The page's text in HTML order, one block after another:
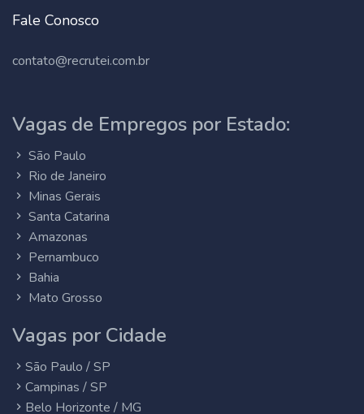
Fale Conosco
contato@recrutei.com.br
Vagas de Empregos por Estado:
São Paulo
Rio de Janeiro
Minas Gerais
Santa Catarina
Amazonas
Pernambuco
Bahia
Mato Grosso
Vagas por Cidade
São Paulo / SP
Campinas / SP
Belo Horizonte / MG